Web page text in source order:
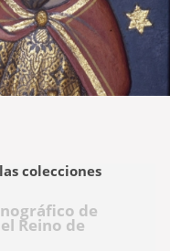
colecciones
de
Reino de